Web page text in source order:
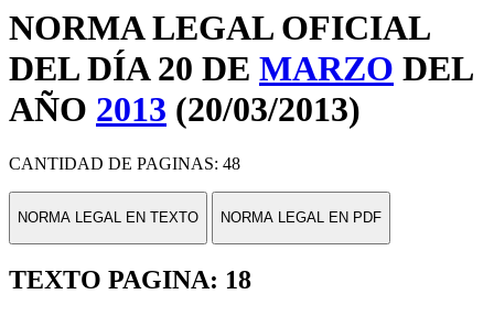
NORMA LEGAL OFICIAL
DEL DÍA 20 DE MARZO DEL
AÑO 2013 (20/03/2013)
CANTIDAD DE PAGINAS: 48
NORMA LEGAL EN TEXTO NORMA LEGAL EN PDF
TEXTO PAGINA: 18